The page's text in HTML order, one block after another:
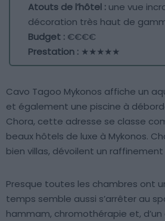
Atouts de l’hôtel : une vue
décoration très haut de
Budget :€€€€
Prestation : ★★★★★
Cavo Tagoo Mykonos affiche un
et également une piscine à
Chora, cette adresse se classe
beaux hôtels de luxe à Mykonos.
bien villas, dévoilent un
Presque toutes les chambres ont
temps semble aussi s’arrêter au
hammam, chromothérapie et,